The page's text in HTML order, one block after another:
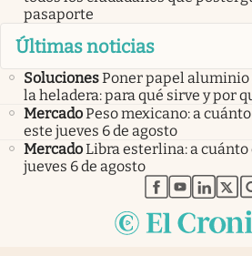
pasaporte
Últimas noticias
SolucionesPoner papel aluminio
la heladera: para qué sirve y por
MercadoPeso mexicano: a
este jueves 6 de agosto
MercadoLibra esterlina: a
jueves 6 de agosto
abre enabre en
abre